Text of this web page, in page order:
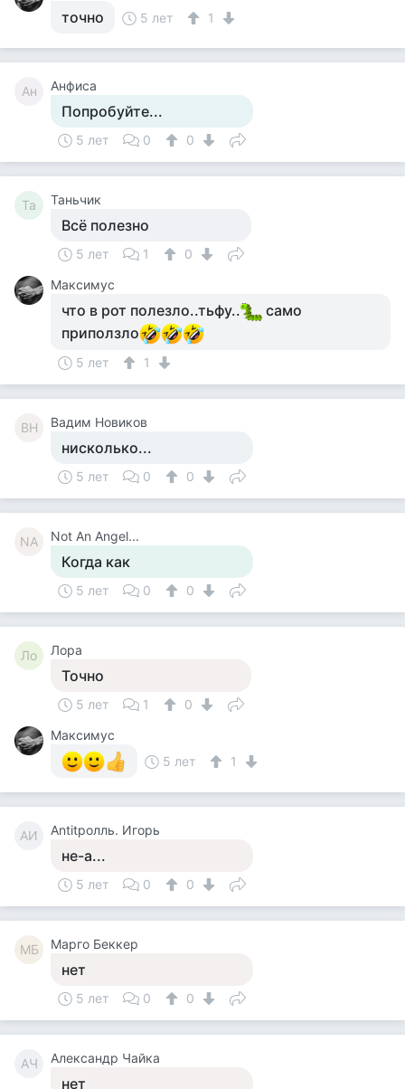
точно 5 лет 1
Ан Анфиса
Попробуйте...
5 лет 0 0
Та Таньчик
Всё полезно
5 лет 1
0
Максимус
что в рот полезло..тьфу..
само
приползло
5 лет 1
ВН Вадим Новиков
нисколько...
5 лет 0 0
NA Not An Angel...
Когда как
5 лет 0 0
Ло Лора
Точно
5 лет 1
0
Максимус
5 лет
1
AИ Antitролль. Игорь
не-а...
5 лет 0 0
MБ Mарго Беккер
нет
5 лет 0 0
АЧ Александр Чайка
нет